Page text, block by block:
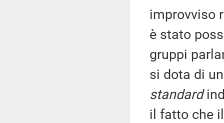
improvviso
è stato
gruppi
si dota di
standard
il fatto che